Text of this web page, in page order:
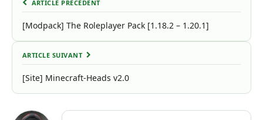
ARTICLE PRÉCÉDENT
[Modpack] The Roleplayer Pack [1.18.2 – 1.20.1]
ARTICLE SUIVANT
[Site] Minecraft-Heads v2.0